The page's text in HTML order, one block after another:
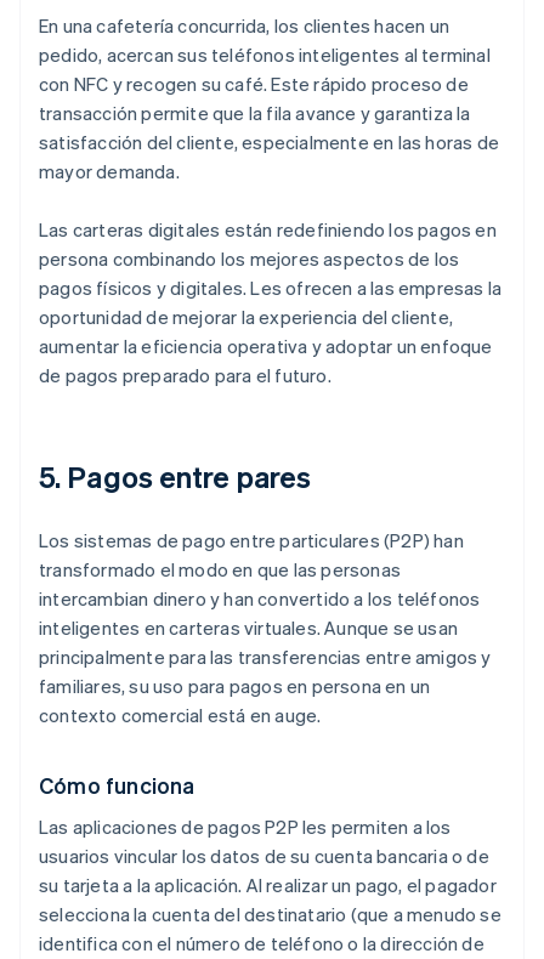
En una cafetería concurrida, los clientes hacen un
pedido, acercan sus teléfonos inteligentes al terminal
con NFC y recogen su café. Este rápido proceso de
transacción permite que la fila avance y garantiza la
satisfacción del cliente, especialmente en las horas de
mayor demanda.
Las carteras digitales están redefiniendo los pagos en
persona combinando los mejores aspectos de los
pagos físicos y digitales. Les ofrecen a las empresas la
oportunidad de mejorar la experiencia del cliente,
aumentar la eficiencia operativa y adoptar un enfoque
de pagos preparado para el futuro.
5. Pagos entre pares
Los sistemas de pago entre particulares (P2P) han
transformado el modo en que las personas
intercambian dinero y han convertido a los teléfonos
inteligentes en carteras virtuales. Aunque se usan
principalmente para las transferencias entre amigos y
familiares, su uso para pagos en persona en un
contexto comercial está en auge.
Cómo funciona
Las aplicaciones de pagos P2P les permiten a los
usuarios vincular los datos de su cuenta bancaria o de
su tarjeta a la aplicación. Al realizar un pago, el pagador
selecciona la cuenta del destinatario (que a menudo se
identifica con el número de teléfono o la dirección de